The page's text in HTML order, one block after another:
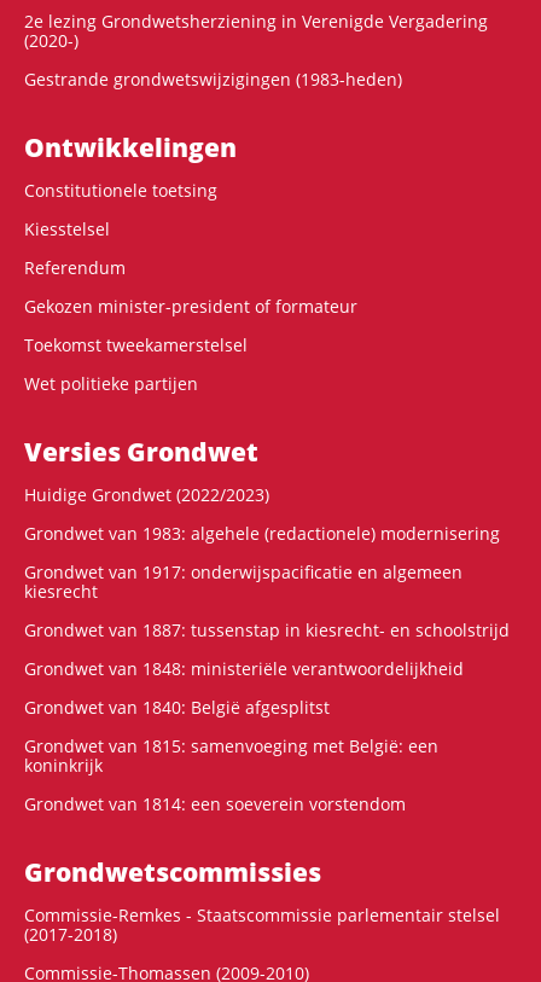
2e lezing Grondwetsherziening in Verenigde Vergadering
(2020-)
Gestrande grondwetswijzigingen (1983-heden)
Ontwikke­lingen
Constitutionele toetsing
Kiesstelsel
Referendum
Gekozen minister-president of formateur
Toekomst tweekamerstelsel
Wet politieke partijen
Versies Grondwet
Huidige Grondwet (2022/2023)
Grondwet van 1983: algehele (redactionele) modernisering
Grondwet van 1917: onderwijspacificatie en algemeen
kiesrecht
Grondwet van 1887: tussenstap in kiesrecht- en schoolstrijd
Grondwet van 1848: ministeriële verantwoordelijkheid
Grondwet van 1840: België afgesplitst
Grondwet van 1815: samenvoeging met België: een
koninkrijk
Grondwet van 1814: een soeverein vorstendom
Grondwets­commissies
Commissie-Remkes - Staatscommissie parlementair stelsel
(2017-2018)
Commissie-Thomassen (2009-2010)